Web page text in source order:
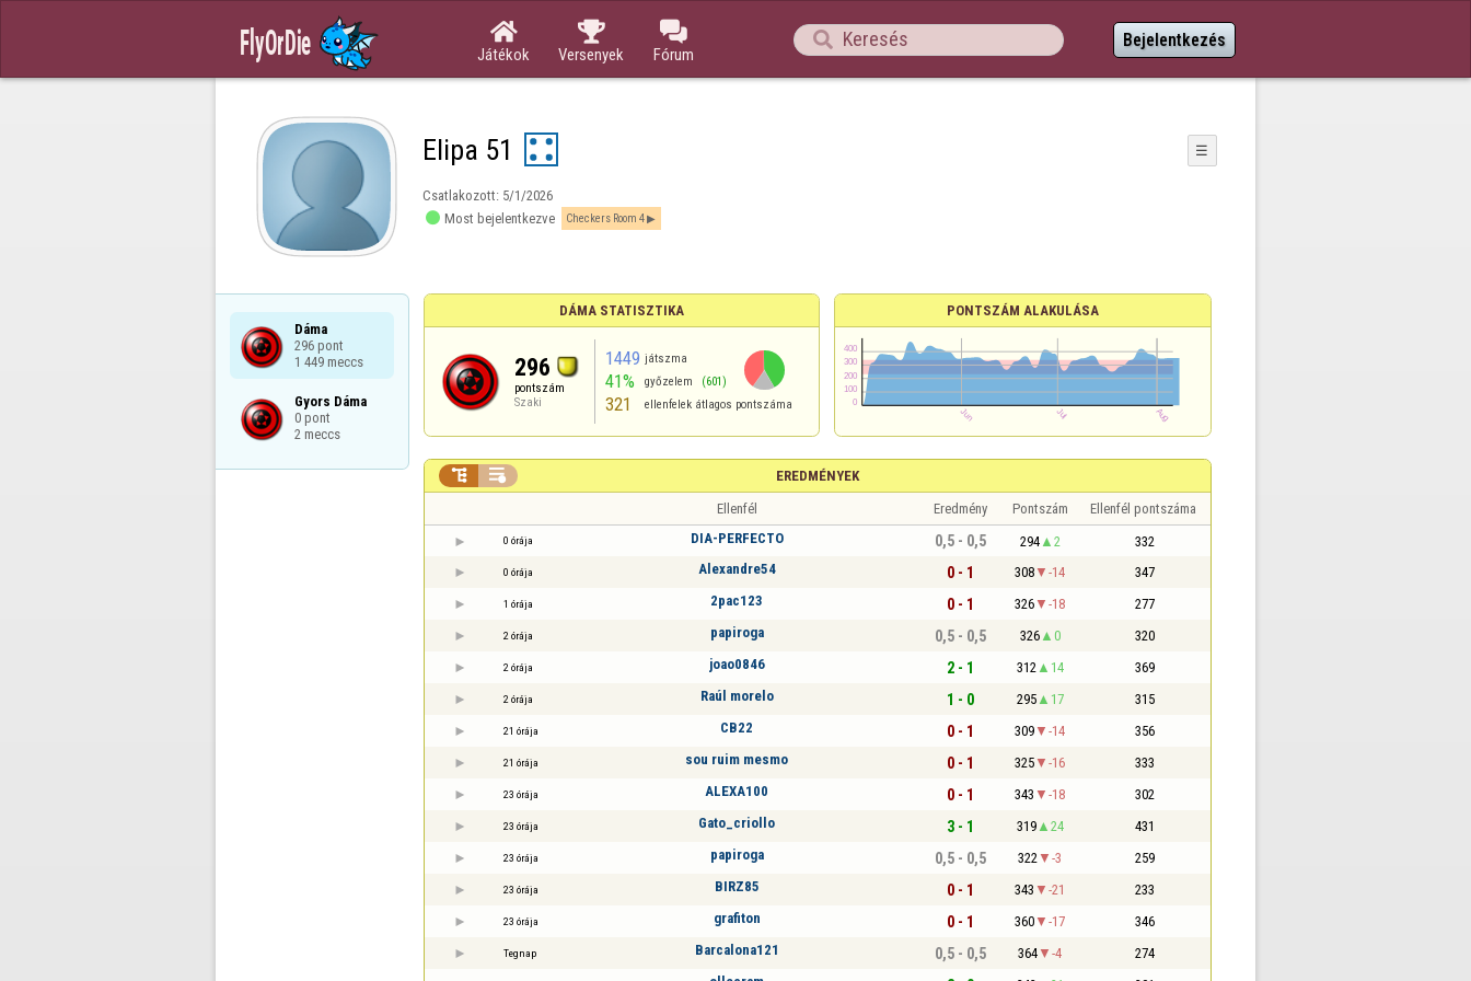

Játékok

Versenyek

Fórum
 Bejelentkezés
Elipa 51 ☰
Csatlakozott: 5/1/2026
 Most bejelentkezve Checkers Room 4
Dáma
296 pont
1 449 meccs
Gyors Dáma
0 pont
2 meccs
DÁMA STATISZTIKA
296
pontszám
Szaki
1449 játszma
41% győzelem (601)
321 ellenfelek átlagos pontszáma
PONTSZÁM ALAKULÁSA
EREDMÉNYEK
 
Ellenfél Eredmény Pontszám Ellenfél pontszáma
0 órája DIA-PERFECTO 0,5 - 0,5 294 2 332
0 órája Alexandre54 0 - 1 308 -14 347
1 órája 2pac123 0 - 1 326 -18 277
2 órája papiroga 0,5 - 0,5 326 0 320
2 órája joao0846 2 - 1 312 14 369
2 órája Raúl morelo 1 - 0 295 17 315
21 órája CB22 0 - 1 309 -14 356
21 órája sou ruim mesmo 0 - 1 325 -16 333
23 órája ALEXA100 0 - 1 343 -18 302
23 órája Gato_criollo 3 - 1 319 24 431
23 órája papiroga 0,5 - 0,5 322 -3 259
23 órája BIRZ85 0 - 1 343 -21 233
23 órája grafiton 0 - 1 360 -17 346
Tegnap Barcalona121 0,5 - 0,5 364 -4 274